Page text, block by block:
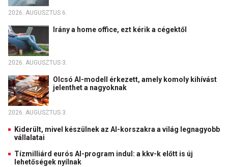
2026. AUGUSZTUS 6.
Irány a home office, ezt kérik a cégektől
2026. AUGUSZTUS 3.
Olcsó AI-modell érkezett, amely komoly kihívást
jelenthet a nagyoknak
2026. AUGUSZTUS 3.
Kiderült, mivel készülnek az AI-korszakra a világ legnagyobb
vállalatai
Tízmilliárd eurós AI-program indul: a kkv-k előtt is új
lehetőségek nyílnak